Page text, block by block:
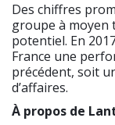
Des chiffres
groupe à moyen
potentiel. En
France une
précédent, soit
d’affaires.
À propos de